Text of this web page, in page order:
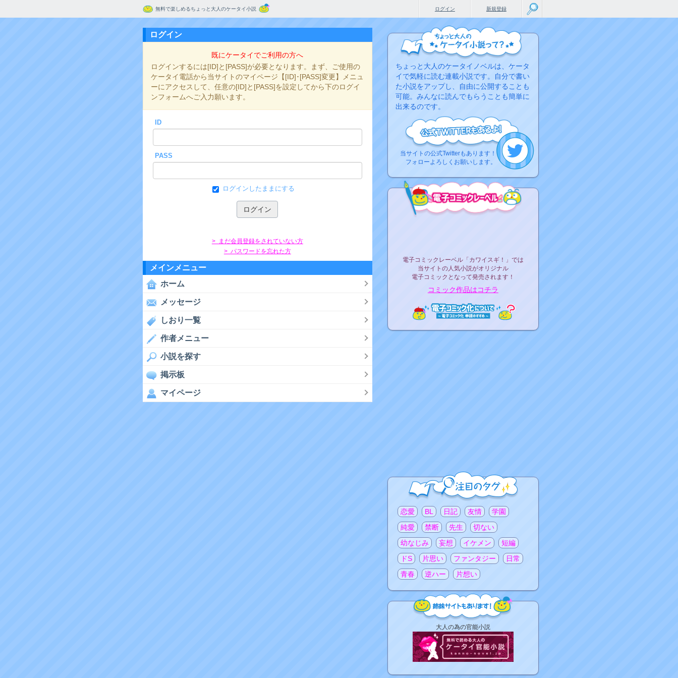
無料で楽しめるちょっと大人のケータイ小説 新規登録
ログイン
ログイン
既にケータイでご利用の方へ
ログインするには[ID]と[PASS]が必要となります。まず、ご使用の
ケータイ電話から当サイトのマイページ【[ID]･[PASS]変更】メニュ
ーにアクセスして、任意の[ID]と[PASS]を設定してから下のログイ
ンフォームへご入力願います。
ID
PASS
ログインしたままにする
> まだ会員登録をされていない方
> パスワードを忘れた方
メインメニュー
ホーム
メッセージ
しおり一覧
作者メニュー
小説を探す
掲示板
マイページ
ちょっと大人のケータイノベルは、ケータ
イで気軽に読む連載小説です。自分で書い
た小説をアップし、自由に公開することも
可能。みんなに読んでもらうことも簡単に
出来るのです。
当サイトの公式Twitterもあります！
フォローよろしくお願いします。
電子コミックレーベル「カワイスギ！」では
当サイトの人気小説がオリジナル
電子コミックとなって発売されます！
コミック作品はコチラ
注目のタグ
恋愛 BL 日記 友情
学園
純愛
禁断 先生
切ない
幼なじみ
妄想 イケメン
短編
ドS
片思い ファンタジー
日常
青春
逆ハー 片想い
大人の為の官能小説